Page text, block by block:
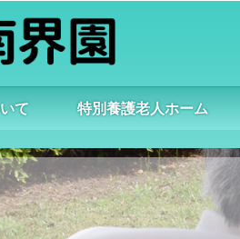
て 特別養護老人ホーム